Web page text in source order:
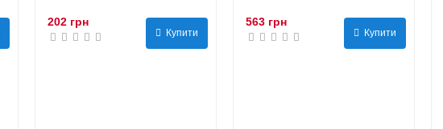
202 грн
Купити
563 грн
Купити